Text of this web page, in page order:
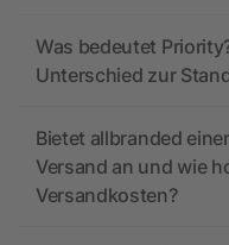
Was bedeutet
Unterschied zur
Bietet allbranded
Versand an und wie
Versandkosten?